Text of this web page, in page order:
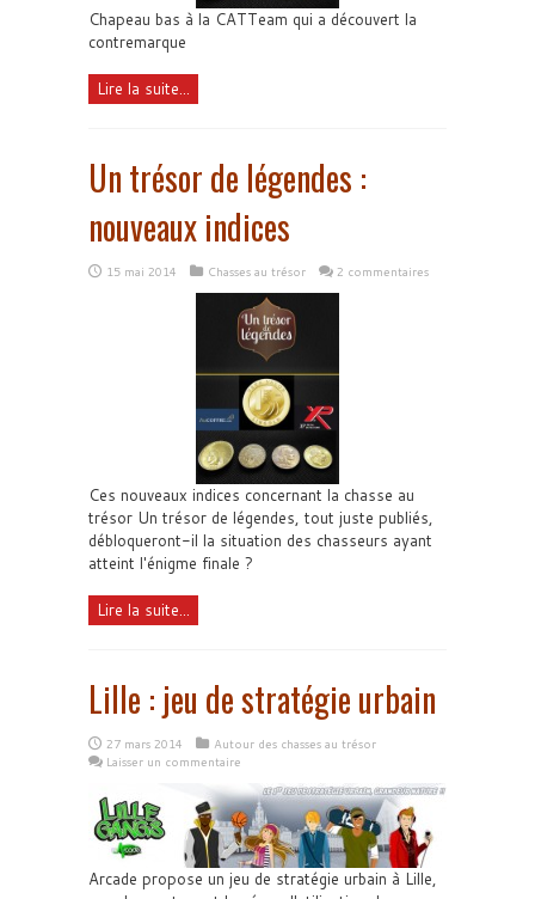
Chapeau bas à la CATTeam qui a découvert la
contremarque
Lire la suite...
Un trésor de légendes :
nouveaux indices
15 mai 2014 Chasses au trésor 2 commentaires
Ces nouveaux indices concernant la chasse au
trésor Un trésor de légendes, tout juste publiés,
débloqueront-il la situation des chasseurs ayant
atteint l'énigme finale ?
Lire la suite...
Lille : jeu de stratégie urbain
27 mars 2014
Autour des chasses au trésor
Laisser un commentaire
Arcade propose un jeu de stratégie urbain à Lille,